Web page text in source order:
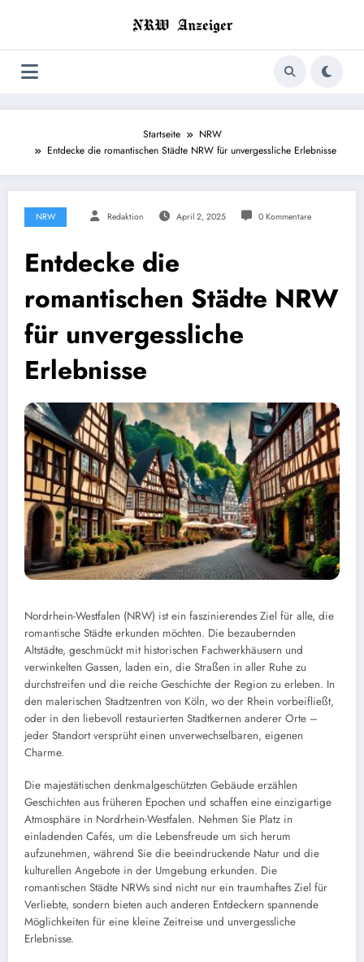
Startseite
NRW
Entdecke die romantischen Städte NRW für unvergessliche Erlebnisse
NRW Redaktion April 2, 2025 0 Kommentare
Entdecke die
romantischen Städte NRW
für unvergessliche
Erlebnisse
Nordrhein-Westfalen (NRW) ist ein faszinierendes Ziel für alle, die
romantische Städte erkunden möchten. Die bezaubernden
Altstädte, geschmückt mit historischen Fachwerkhäusern und
verwinkelten Gassen, laden ein, die Straßen in aller Ruhe zu
durchstreifen und die reiche Geschichte der Region zu erleben. In
den malerischen Stadtzentren von Köln, wo der Rhein vorbeifließt,
oder in den liebevoll restaurierten Stadtkernen anderer Orte –
jeder Standort versprüht einen unverwechselbaren, eigenen
Charme.
Die majestätischen denkmalgeschützten Gebäude erzählen
Geschichten aus früheren Epochen und schaffen eine einzigartige
Atmosphäre in Nordrhein-Westfalen. Nehmen Sie Platz in
einladenden Cafés, um die Lebensfreude um sich herum
aufzunehmen, während Sie die beeindruckende Natur und die
kulturellen Angebote in der Umgebung erkunden. Die
romantischen Städte NRWs sind nicht nur ein traumhaftes Ziel für
Verliebte, sondern bieten auch anderen Entdeckern spannende
Möglichkeiten für eine kleine Zeitreise und unvergessliche
Erlebnisse.